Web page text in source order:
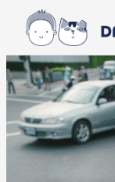
Skip to main content